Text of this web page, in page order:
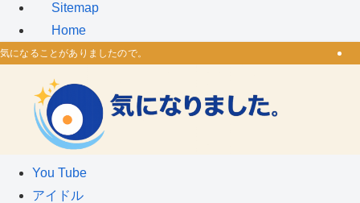
Sitemap
Home
気になることがありましたので。
You Tube
アイドル